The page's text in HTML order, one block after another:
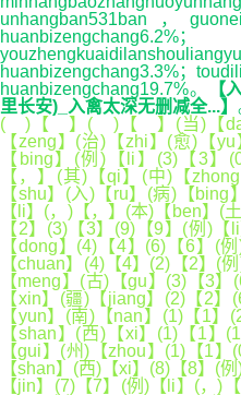
unhangban531ban，
huanbizengchang6.2%；
huanbizengchang3.3%
huanbizengchang19.7%。
【
里长安)_入禽太深无删减全...】
( )【 】( )【 】(当)【
【zeng】(治)【zhi】(愈)【
【bing】(例)【li】(3)【3
【，】(其)【qi】(中)【
【shu】(入)【ru】(病)【
【li】(，)【，】(本)【ben】(
【2】(3)【3】(9)【9】(例)
【dong】(4)【4】(6)【6】(
【chuan】(4)【4】(2)【2】(
【meng】(古)【gu】(3)【3
【xin】(疆)【jiang】(2)【2
【yun】(南)【nan】(1)【1
【shan】(西)【xi】(1)【1】
【gui】(州)【zhou】(1)【1
【shan】(西)【xi】(8)【8】(
【jin】(7)【7】(例)【li】(，)